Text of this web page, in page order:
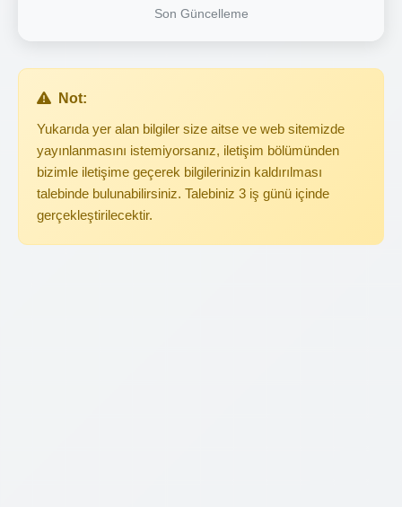
Son Güncelleme
Not:
Yukarıda yer alan bilgiler size aitse ve web sitemizde
yayınlanmasını istemiyorsanız, iletişim bölümünden
bizimle iletişime geçerek bilgilerinizin kaldırılması
talebinde bulunabilirsiniz. Talebiniz 3 iş günü içinde
gerçekleştirilecektir.